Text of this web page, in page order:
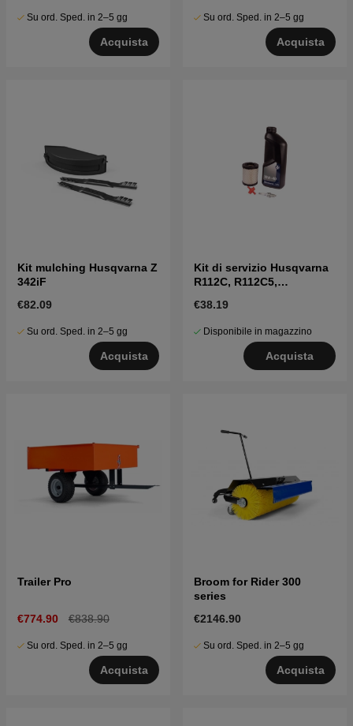
Su ord. Sped. in 2–5 gg
Acquista
Su ord. Sped. in 2–5 gg
Acquista
Kit mulching Husqvarna Z
342iF
€82.09
Su ord. Sped. in 2–5 gg
Acquista
Kit di servizio Husqvarna
R112C, R112C5,
€38.19
Disponibile in magazzino
Acquista
Trailer Pro
€774.90 €838.90
Su ord. Sped. in 2–5 gg
Acquista
Broom for Rider 300
series
€2146.90
Su ord. Sped. in 2–5 gg
Acquista